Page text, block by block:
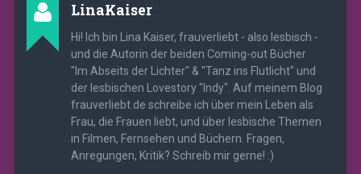
LinaKaiser
Hi! Ich bin Lina Kaiser, frauverliebt - also lesbisch -
und die Autorin der beiden Coming-out Bücher
"Im Abseits der Lichter" & "Tanz ins Flutlicht" und
der lesbischen Lovestory "Indy". Auf meinem Blog
frauverliebt.de schreibe ich über mein Leben als
Frau, die Frauen liebt, und über lesbische Themen
in Filmen, Fernsehen und Büchern. Fragen,
Anregungen, Kritik? Schreib mir gerne! :)